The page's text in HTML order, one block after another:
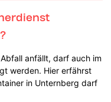
anfällt, darf auch im
werden. Hier erfährst
in Unternberg darf